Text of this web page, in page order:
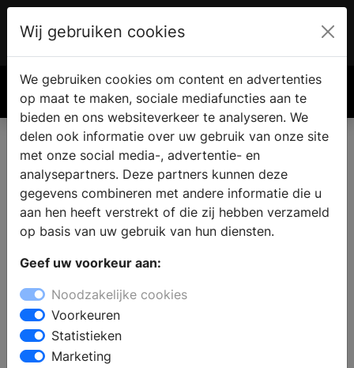
€ 0.00
Wij gebruiken cookies
We gebruiken cookies om content en advertenties
op maat te maken, sociale mediafuncties aan te
bieden en ons websiteverkeer te analyseren. We
delen ook informatie over uw gebruik van onze site
met onze social media-, advertentie- en
analysepartners. Deze partners kunnen deze
gegevens combineren met andere informatie die u
aan hen heeft verstrekt of die zij hebben verzameld
op basis van uw gebruik van hun diensten.
Geef uw voorkeur aan:
Noodzakelijke cookies
Voorkeuren
Statistieken
Marketing